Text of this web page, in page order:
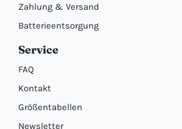
Zahlung & Versand
Batterieentsorgung
Service
FAQ
Kontakt
Größentabellen
Newsletter